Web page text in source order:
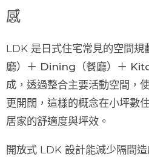
感
LDK 是日式住宅常見的空間規
廳）＋ Dining（餐廳）＋
成，透過整合主要活動空間，
更開闊，這樣的概念在小坪數
居家的舒適度與坪效。
開放式 LDK 設計能減少隔間